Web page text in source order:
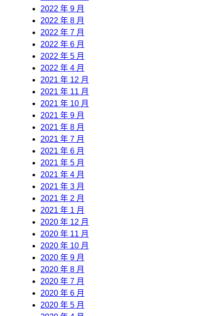
2022 年 9 月
2022 年 8 月
2022 年 7 月
2022 年 6 月
2022 年 5 月
2022 年 4 月
2021 年 12 月
2021 年 11 月
2021 年 10 月
2021 年 9 月
2021 年 8 月
2021 年 7 月
2021 年 6 月
2021 年 5 月
2021 年 4 月
2021 年 3 月
2021 年 2 月
2021 年 1 月
2020 年 12 月
2020 年 11 月
2020 年 10 月
2020 年 9 月
2020 年 8 月
2020 年 7 月
2020 年 6 月
2020 年 5 月